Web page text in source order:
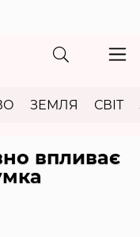
ЗЕМЛЯ СВІТ
впливає